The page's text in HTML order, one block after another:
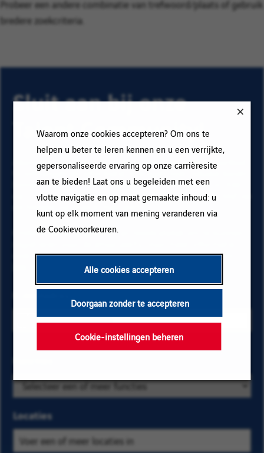
Waarom onze cookies accepteren? Om ons te
helpen u beter te leren kennen en u een verrijkte,
gepersonaliseerde ervaring op onze carrièresite
aan te bieden! Laat ons u begeleiden met een
vlotte navigatie en op maat gemaakte inhoud: u
kunt op elk moment van mening veranderen via
de Cookievoorkeuren.
Alle cookies accepteren
Doorgaan zonder te accepteren
Cookie-instellingen beheren
Probeer een andere combinatie van trefwoord/plaats of gebruik
bredere zoekcriteria.
Sluit aan bij onze
Talent Community!
Abonneer op onze e-mail alerts om ons vacature aanbod
te ontvangen en informatie te krijgen over nieuwe banen
binnen Vinci. Vul uw e-mailadres en voorkeuren in. Klik
op "Toevoegen" en vervolgens op "Abonneren" en blijf op
de hoogte via onze e-mail alerts!
Onderstaande gegevens zijn noodzakelijk om te kunnen
over het beheer van uw gegevens en over uw rechten,
E-mailadres
bedrijfs- en
locatiecriteria
vacatures te
vinden die u
op
categorie
kies
Locaties